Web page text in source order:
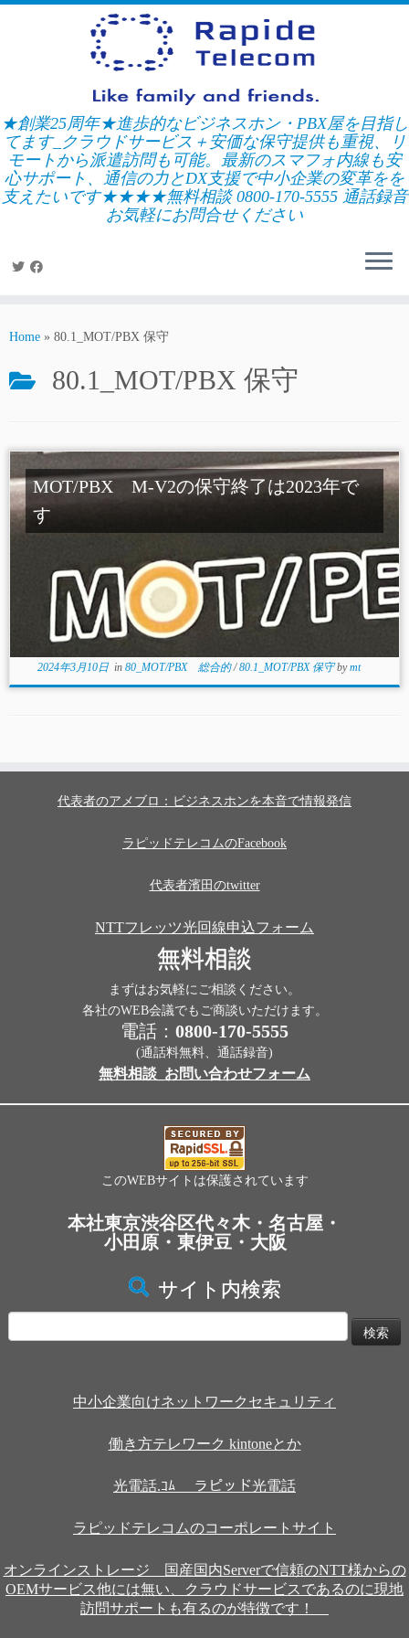
Skip
★創業25周年★進歩的なビジネスホン・PBX屋を目指し
てます_クラウドサービス＋安価な保守提供も重視、リ
モートから派遣訪問も可能。最新のスマフォ内線も安
心サポート、通信の力とDX支援で中小企業の変革をを
支えたいです★★★★無料相談 0800-170-5555 通話録音
お気軽にお問合せください
Home » 80.1_MOT/PBX 保守
80.1_MOT/PBX 保守
MOT/PBX M-V2の保守終了は2023年で
す
2024年3月10日in 80_MOT/PBX 総合的/80.1_MOT/PBX 保守bymt
代表者のアメブロ：ビジネスホンを本音で情報発信
ラピッドテレコムのFacebook
代表者濱田のtwitter
NTTフレッツ光回線申込フォーム
無料相談
まずはお気軽にご相談ください。
各社のWEB会議でもご商談いただけます。
電話： 0800-170-5555
(通話料無料、通話録音)
無料相談_お問い合わせフォーム
このWEBサイトは保護されています
本社東京渋谷区代々木・名古屋・
小田原・東伊豆・大阪
サイト内検索
索:
中小企業向けネットワークセキュリティ
働き方テレワーク kintoneとか
光電話.ｺﾑ ラピッド光電話
ラピッドテレコムのコーポレートサイト
オンラインストレージ 国産国内Serverで信頼のNTT様からの
OEMサービス他には無い、クラウドサービスであるのに現地
訪問サポートも有るのが特徴です！